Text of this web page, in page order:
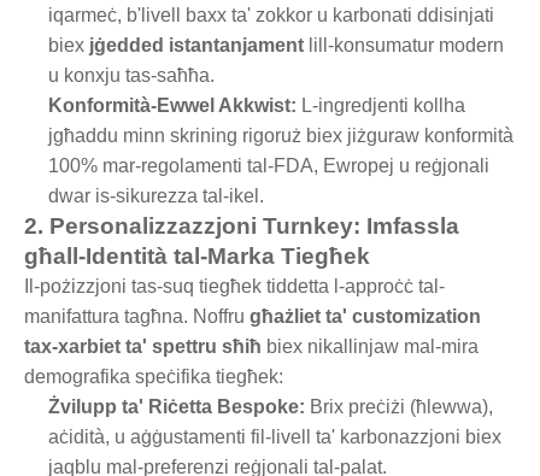
iqarmeċ, b'livell baxx ta' zokkor u karbonati ddisinjati
biex jġedded istantanjament lill-konsumatur modern
u konxju tas-saħħa.
Konformità-Ewwel Akkwist: L-ingredjenti kollha
jgħaddu minn skrining rigoruż biex jiżguraw konformità
100% mar-regolamenti tal-FDA, Ewropej u reġjonali
dwar is-sikurezza tal-ikel.
2. Personalizzazzjoni Turnkey: Imfassla
għall-Identità tal-Marka Tiegħek
Il-pożizzjoni tas-suq tiegħek tiddetta l-approċċ tal-
manifattura tagħna. Noffru għażliet ta' customization
tax-xarbiet ta' spettru sħiħ biex nikallinjaw mal-mira
demografika speċifika tiegħek:
Żvilupp ta' Riċetta Bespoke: Brix preċiżi (ħlewwa),
aċidità, u aġġustamenti fil-livell ta' karbonazzjoni biex
jaqblu mal-preferenzi reġjonali tal-palat.